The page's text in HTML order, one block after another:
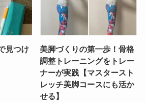
見つけ
美脚づくりの第一歩！骨格
調整トレーニングをトレー
ナーが実践【マスタースト
レッチ美脚コースにも活か
せる】